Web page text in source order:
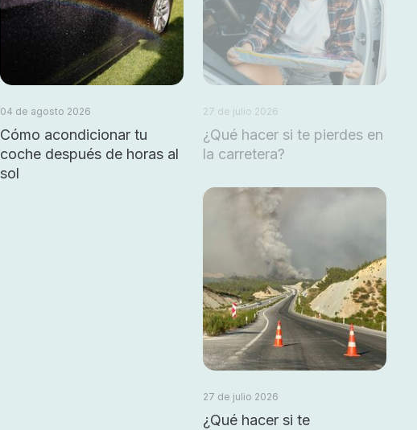
04 de agosto 2026
Cómo acondicionar tu
coche después de horas al
sol
27 de julio 2026
¿Qué hacer si te pierdes en
la carretera?
27 de julio 2026
¿Qué hacer si te